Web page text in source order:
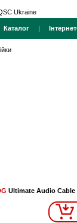
Ukraine
Каталог |
Ultimate Audio Cable